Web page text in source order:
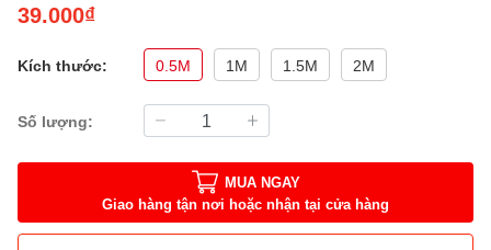
39.000₫
Kích thước: 0.5M 1M 1.5M 2M
Số lượng:
MUA NGAY
Giao hàng tận nơi hoặc nhận tại cửa hàng